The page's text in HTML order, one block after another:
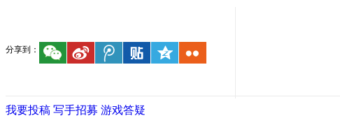
分享到：
我要投稿 写手招募 游戏答疑